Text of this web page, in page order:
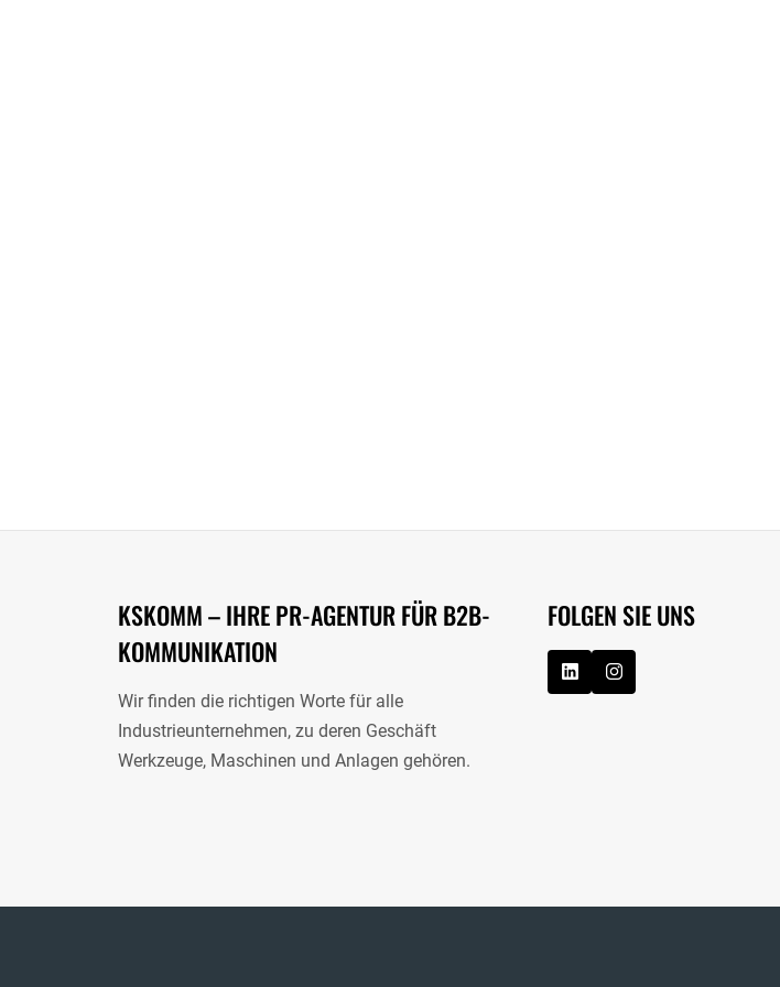
KSKOMM – IHRE PR-AGENTUR FÜR B2B-
KOMMUNIKATION
Wir finden die richtigen Worte für alle
Industrieunternehmen, zu deren Geschäft
Werkzeuge, Maschinen und Anlagen gehören.
FOLGEN SIE UNS